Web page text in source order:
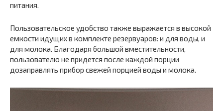
питания.
Пользовательское удобство также выражается в высокой
емкости идущих в комплекте резервуаров: и для воды, и
для молока. Благодаря большой вместительности,
пользователю не придется после каждой порции
дозаправлять прибор свежей порцией воды и молока.